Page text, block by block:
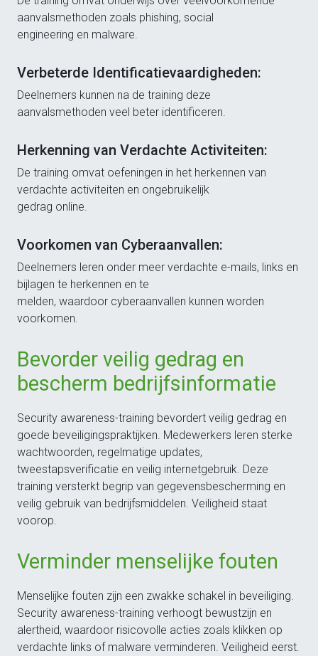
aanvalsmethoden zoals phishing, social
engineering en malware.
Verbeterde Identificatievaardigheden:
Deelnemers kunnen na de training deze
aanvalsmethoden veel beter identificeren.
Herkenning van Verdachte Activiteiten:
De training omvat oefeningen in het herkennen van
verdachte activiteiten en ongebruikelijk
gedrag online.
Voorkomen van Cyberaanvallen:
Deelnemers leren onder meer verdachte e-mails, links en
bijlagen te herkennen en te
melden, waardoor cyberaanvallen kunnen worden
voorkomen.
Bevorder veilig gedrag en
bescherm bedrijfsinformatie
Security awareness-training bevordert veilig gedrag en
goede beveiligingspraktijken. Medewerkers leren sterke
wachtwoorden, regelmatige updates,
tweestapsverificatie en veilig internetgebruik. Deze
training versterkt begrip van gegevensbescherming en
veilig gebruik van bedrijfsmiddelen. Veiligheid staat
voorop.
Verminder menselijke fouten
Menselijke fouten zijn een zwakke schakel in beveiliging.
Security awareness-training verhoogt bewustzijn en
alertheid, waardoor risicovolle acties zoals klikken op
verdachte links of malware verminderen. Veiligheid eerst.